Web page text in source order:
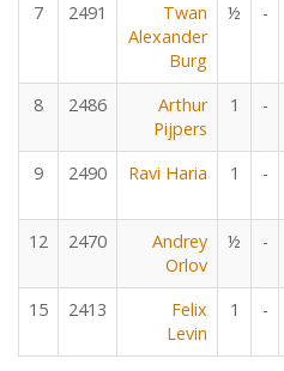
7 2491
Twan
Alexander
Burg
½ -
8 2486
Arthur
Pijpers
1 -
9 2490 Ravi Haria 1 -
12 2470
Andrey
Orlov
½ -
15 2413
Felix
Levin
1 -